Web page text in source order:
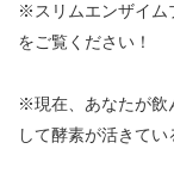
※スリムエンザイム
をご覧ください！
※現在、あなたが飲
して酵素が活きて